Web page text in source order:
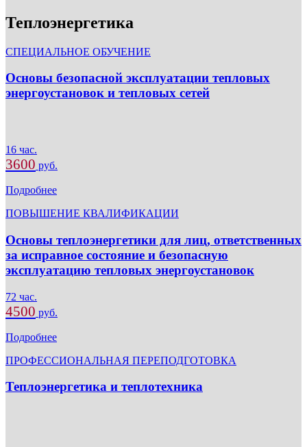
Теплоэнергетика
CПЕЦИАЛЬНОЕ ОБУЧЕНИЕ
Основы безопасной эксплуатации тепловых
энергоустановок и тепловых сетей
16 час.
3600 руб.
Подробнее
ПОВЫШЕНИЕ КВАЛИФИКАЦИИ
Основы теплоэнергетики для лиц, ответственных
за исправное состояние и безопасную
эксплуатацию тепловых энергоустановок
72 час.
4500 руб.
Подробнее
ПРОФЕССИОНАЛЬНАЯ ПЕРЕПОДГОТОВКА
Теплоэнергетика и теплотехника